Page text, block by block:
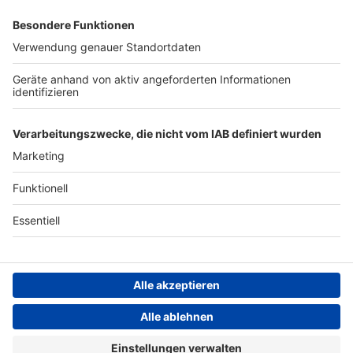
Werbepartnern und
„NotAufnahme“:
https://linktr.ee/notaufnah
Schickt gerne eine E-Mail
Archiv
ANTENNE BAYERN GROUP
Stiftung ANTENNE BAYERN
hilft
Teilnahmebedingungen
Grounding Page ANTENNE
BAYERN
Datenschutz­erklärung
einstellungen
Persönliche Datenkontrolle